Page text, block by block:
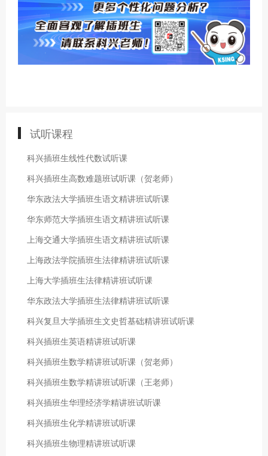
试听课程
科兴插班生线性代数试听课
科兴插班生高数难题班试听课（贺老师）
华东政法大学插班生语文精讲班试听课
华东师范大学插班生语文精讲班试听课
上海交通大学插班生语文精讲班试听课
上海政法学院插班生法律精讲班试听课
上海大学插班生法律精讲班试听课
华东政法大学插班生法律精讲班试听课
科兴复旦大学插班生文史哲基础精讲班试听课
科兴插班生英语精讲班试听课
科兴插班生数学精讲班试听课（贺老师）
科兴插班生数学精讲班试听课（王老师）
科兴插班生华理经济学精讲班试听课
科兴插班生化学精讲班试听课
科兴插班生物理精讲班试听课